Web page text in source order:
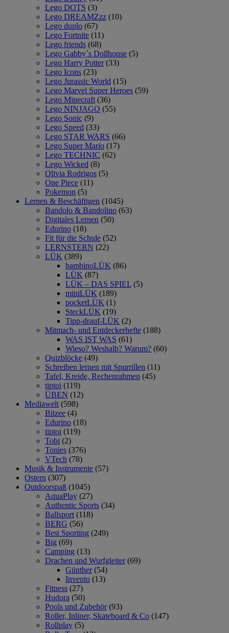
Lego DOTS (3)
Lego DREAMZzz (10)
Lego duplo (67)
Lego Fortnite (11)
Lego friends (68)
Lego Gabby´s Dollhouse (5)
Lego Harry Potter (33)
Lego Icons (23)
Lego Jurassic World (15)
Lego Marvel Super Heroes (59)
Lego Minecraft (36)
Lego NINJAGO (55)
Lego Sonic (9)
Lego Speed (33)
Lego STAR WARS (66)
Lego Super Mario (17)
Lego TECHNIC (62)
Lego Wicked (8)
Olivia Rodrigos (5)
One Piece (11)
Pokemon (5)
Lernen & Beschäftigen (1045)
Bandolo & Bandolino (63)
Digitales Lernen (50)
Edurino (18)
Fit für die Schule (52)
LERNSTERN (22)
LÜK (389)
bambinoLÜK (86)
LÜK (87)
LÜK – DAS SPIEL (5)
miniLÜK (189)
pocketLÜK (1)
SteckLÜK (19)
Tipp-drauf-LÜK (2)
Mitmach- und Entdeckerhefte (188)
WAS IST WAS (61)
Wieso? Weshalb? Warum? (60)
Quizblöcke (49)
Schreiben lernen mit Spurrillen (11)
Tafel, Kreide, Rechenrahmen (45)
tiptoi (119)
ÜBEN (12)
Mediawelt (598)
Bitzee (4)
Edurino (18)
tiptoi (119)
Tobi (2)
Tonies (376)
VTech (78)
Musik & Instrumente (57)
Ostern (307)
Outdoorspaß (1045)
AquaPlay (27)
Authentic Sports (34)
Ballsport (118)
BERG (56)
Best Sporting (249)
Big (69)
Camping (13)
Drachen und Wurfgleiter (69)
Günther (54)
Invento (13)
Fitness (27)
Hudora (50)
Pools und Zubehör (93)
Roller, Inliner, Skateboard & Co (147)
Rollplay (5)